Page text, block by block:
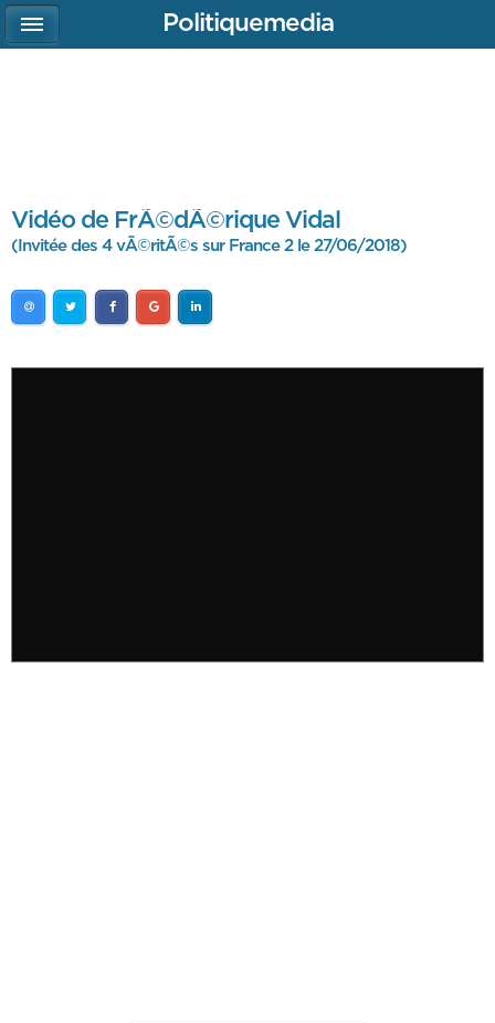
Vidéo de FrÃ©dÃ©rique Vidal
(Invitée des 4 vÃ©ritÃ©s sur France 2 le 27/06/2018)
Politiquemedia